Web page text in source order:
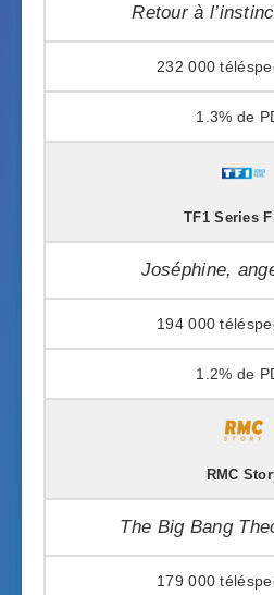
Retour à
232 000
1.3%
TF1 Series
Joséphine,
194 000
1.2%
RMC
The Big Bang
179 000